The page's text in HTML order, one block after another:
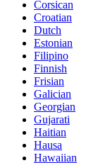
Corsican
Croatian
Dutch
Estonian
Filipino
Finnish
Frisian
Galician
Georgian
Gujarati
Haitian
Hausa
Hawaiian